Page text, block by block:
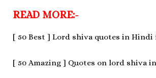
READ MORE:-
[ 50 Best ] Lord shiva quotes in Hindi
[ 50 Amazing ] Quotes on lord shiva